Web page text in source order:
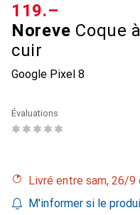
Noreve Coque
cuir
Google Pixel 8
CHF
119.–
Évaluations
Livré entre sam, 26/
M'informer si le